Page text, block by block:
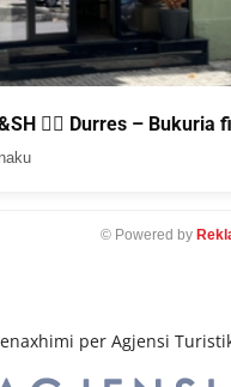
💇‍♀️ Durres – Bukuria
© Powered by
per Agjensi